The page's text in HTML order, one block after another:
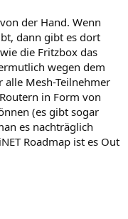
der Hand. Wenn
dann gibt es dort
die Fritzbox das
wegen dem
alle Mesh-Teilnehmer
in Form von
(es gibt sogar
es nachträglich
Roadmap ist es Out